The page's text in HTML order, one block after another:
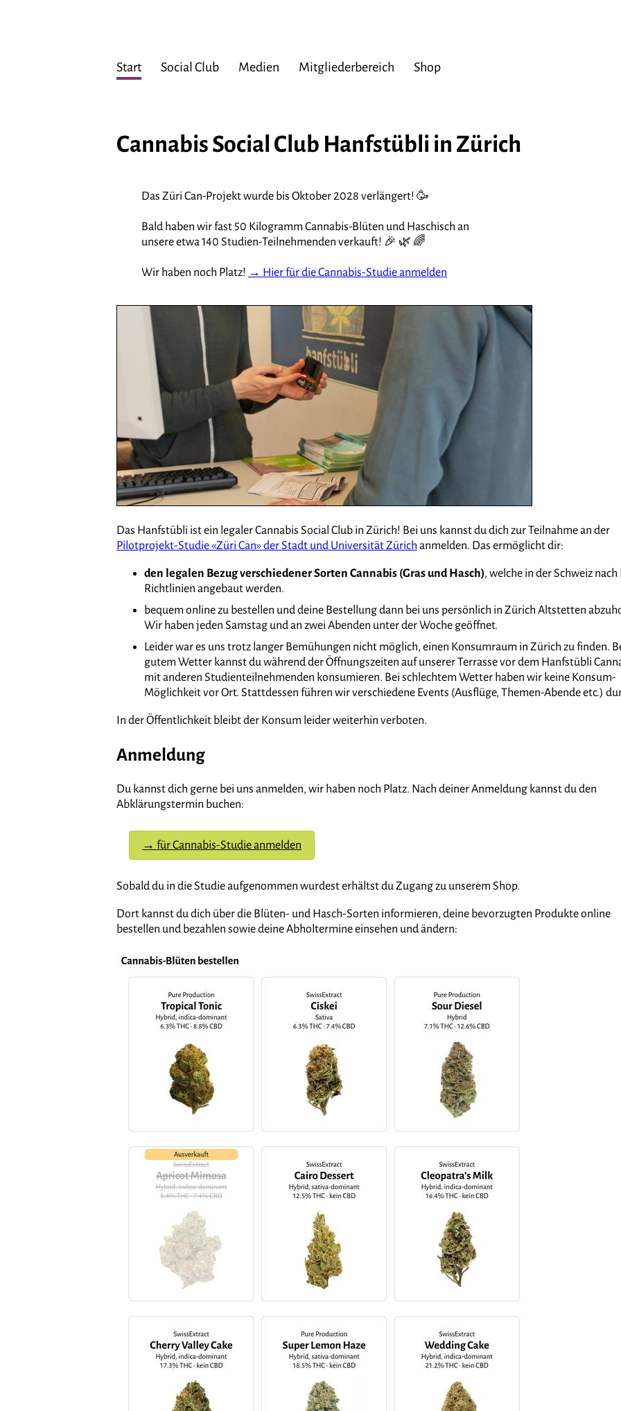
Start Social Club Medien Mitgliederbereich Shop
Cannabis Social Club Hanfstübli in Zürich
Das Züri Can-Projekt wurde bis Oktober 2028 verlängert! 🥳
Bald haben wir fast 50 Kilogramm Cannabis-Blüten und Haschisch an
unsere etwa 140 Studien-Teilnehmenden verkauft! 🎉 🌿 🌈
Wir haben noch Platz! → Hier für die Cannabis-Studie anmelden
Das Hanfstübli ist ein legaler Cannabis Social Club in Zürich! Bei uns kannst du dich zur Teilnahme an der
Pilotprojekt-Studie «Züri Can» der Stadt und Universität Zürich anmelden. Das ermöglicht dir:
den legalen Bezug verschiedener Sorten Cannabis (Gras und Hasch), welche in der Schweiz nach
Richtlinien angebaut werden.
bequem online zu bestellen und deine Bestellung dann bei uns persönlich in Zürich Altstetten
Wir haben jeden Samstag und an zwei Abenden unter der Woche geöffnet.
Leider war es uns trotz langer Bemühungen nicht möglich, einen Konsumraum in Zürich zu finden.
gutem Wetter kannst du während der Öffnungszeiten auf unserer Terrasse vor dem Hanfstübli
mit anderen Studienteilnehmenden konsumieren. Bei schlechtem Wetter haben wir keine Konsum-
Möglichkeit vor Ort. Stattdessen führen wir verschiedene Events (Ausflüge, Themen-Abende etc.)
In der Öffentlichkeit bleibt der Konsum leider weiterhin verboten.
Anmeldung
Du kannst dich gerne bei uns anmelden, wir haben noch Platz. Nach deiner Anmeldung kannst du den
Abklärungstermin buchen:
→ für Cannabis-Studie anmelden
Sobald du in die Studie aufgenommen wurdest erhältst du Zugang zu unserem Shop.
Dort kannst du dich über die Blüten- und Hasch-Sorten informieren, deine bevorzugten Produkte online
bestellen und bezahlen sowie deine Abholtermine einsehen und ändern: